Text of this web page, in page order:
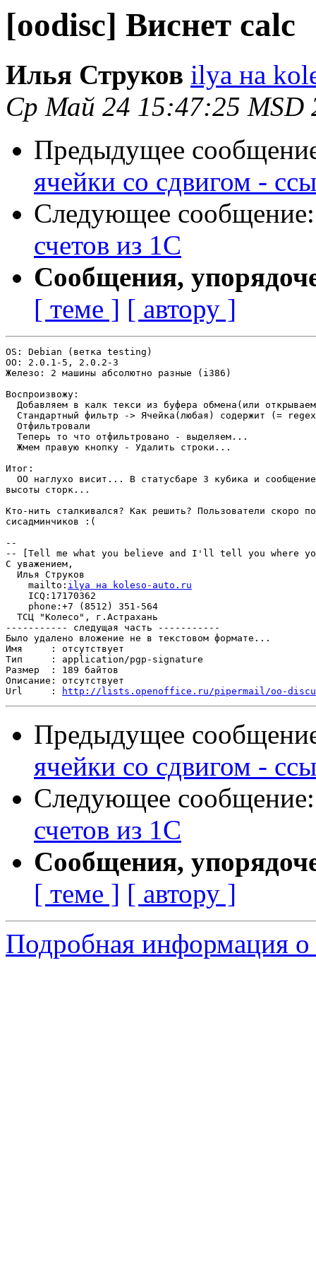
[oodisc] Виснет calc
Илья Струков ilya на
Ср Май 24 15:47:25 MSD
Предыдущее
ячейки со сдвигом -
Следующее
счетов из 1С
Сообщения,
[ теме ] [ автору ]
OS: Debian (ветка testing)
OO: 2.0.1-5, 2.0.2-3
Железо: 2 машины абсолютно разные (i386)
Воспроизвожу:
Добавляем в калк текси из буфера обмена(или
Стандартный фильтр -> Ячейка(любая) содержит (=
  Отфильтровали
  Теперь то что отфильтровано - выделяем...
  Жмем правую кнопку - Удалить строки...
Итог:
ОО наглухо висит... В статусбаре 3 кубика и
высоты сторк...
Кто-нить сталкивался? Как решить? Пользователи скоро
сисадминчиков :(
--
-- [Tell me what you believe and I'll tell you where
С уважением,
  Илья Струков
    mailto:
ilya на koleso-auto.ru
    ICQ:17170362
    phone:+7 (8512) 351-564
  ТСЦ "Колесо", г.Астрахань
----------- следущая часть -----------
Было удалено вложение не в текстовом формате...
Имя     : отсутствует
Тип     : application/pgp-signature
Размер  : 189 байтов
Описание: отсутствует
Url     :
http://lists.openoffice.ru/pipermail/oo-
Предыдущее
ячейки со сдвигом -
Следующее
счетов из 1С
Сообщения,
[ теме ] [ автору ]
Подробная информация о